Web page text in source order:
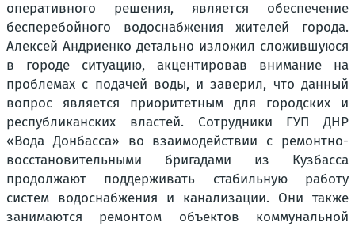
оперативного решения, является обеспечение
бесперебойного водоснабжения жителей города.
Алексей Андриенко детально изложил сложившуюся
в городе ситуацию, акцентировав внимание на
проблемах с подачей воды, и заверил, что данный
вопрос является приоритетным для городских и
республиканских властей. Сотрудники ГУП ДНР
«Вода Донбасса» во взаимодействии с ремонтно-
восстановительными бригадами из Кузбасса
продолжают поддерживать стабильную работу
систем водоснабжения и канализации. Они также
занимаются ремонтом объектов коммунальной